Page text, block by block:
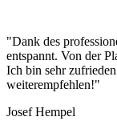
"Dank des
entspannt. Von der
Ich bin sehr
weiterempfehlen!"
Josef Hempel